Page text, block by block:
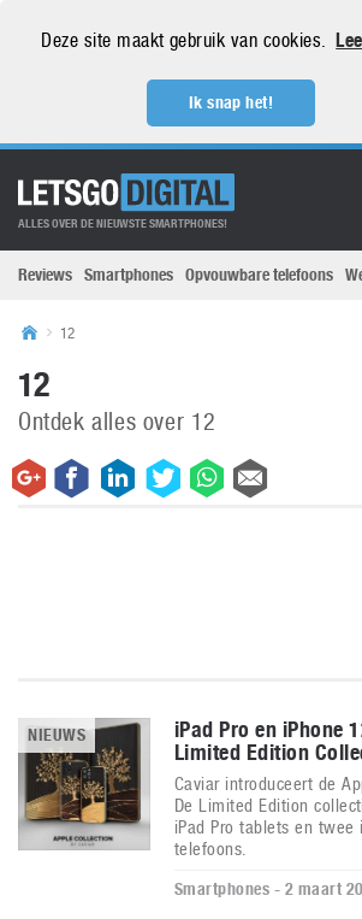
Deze site maakt gebruik van cookies.
Ik snap het!
ALLES OVER DE NIEUWSTE SMARTPHONES!
Reviews Smartphones Opvouwbare telefoons
12
12
Ontdek alles over 12
NIEUWS
iPad Pro en iPhone
Limited Edition
Caviar introduceert de
De Limited Edition
iPad Pro tablets en twee
telefoons.
Smartphones - 2 maart